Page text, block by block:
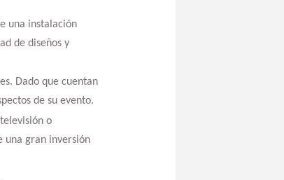
una instalación
de diseños y
Dado que cuentan
de su evento.
o
una gran inversión